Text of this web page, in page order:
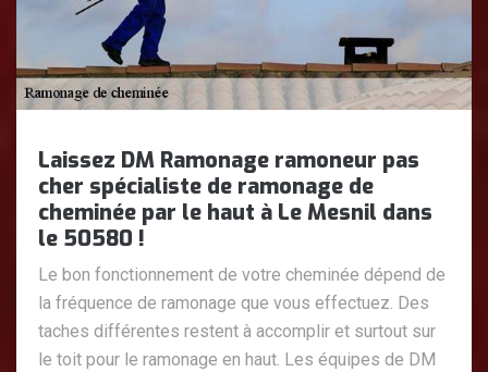
Laissez DM Ramonage ramoneur pas
cher spécialiste de ramonage de
cheminée par le haut à Le Mesnil dans
le 50580 !
Le bon fonctionnement de votre cheminée dépend de
la fréquence de ramonage que vous effectuez. Des
taches différentes restent à accomplir et surtout sur
le toit pour le ramonage en haut. Les équipes de DM